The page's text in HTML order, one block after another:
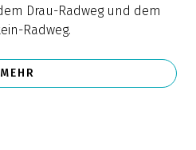
Drau-Radweg und dem
Radweg.
MEHR